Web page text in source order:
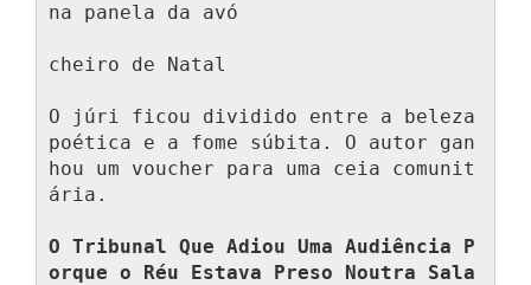
na panela da avó
cheiro de Natal
O júri ficou dividido entre a beleza
poética e a fome súbita. O autor gan
hou um voucher para uma ceia comunit
ária.
O Tribunal Que Adiou Uma Audiência P
orque o Réu Estava Preso Noutra Sala